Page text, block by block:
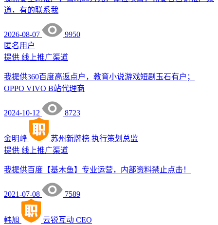
道，有的联系我
2026-08-07
9950
匿名用户
提供 线上推广渠道
我提供360百度高返点户，教育小说游戏短剧玉石有户；
OPPO VIVO B站代理商
2024-10-12 8723
金明峰 苏州新牌榜 执行策划总监
提供 线上推广渠道
我提供百度【基木鱼】专业运营，内部资料禁止点击！
2021-07-08 7589
韩旭 云锐互动 CEO